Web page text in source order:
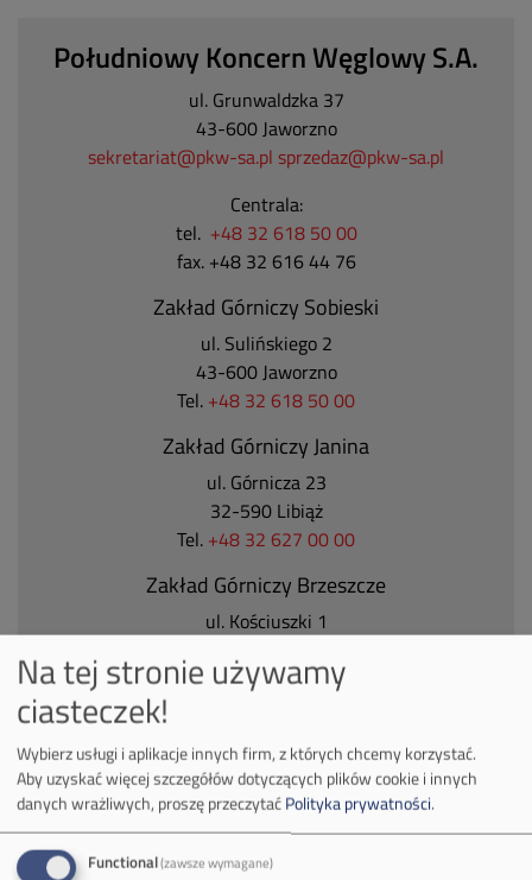
Południowy Koncern Węglowy S.A.
ul. Grunwaldzka 37
43-600 Jaworzno
sekretariat@pkw-sa.pl sprzedaz@pkw-sa.pl
Centrala:
tel. +48 32 618 50 00
fax. +48 32 616 44 76
Zakład Górniczy Sobieski
ul. Sulińskiego 2
43-600 Jaworzno
Tel. +48 32 618 50 00
Zakład Górniczy Janina
ul. Górnicza 23
32-590 Libiąż
Tel. +48 32 627 00 00
Zakład Górniczy Brzeszcze
ul. Kościuszki 1
tel. +48 32 716 53 00
Kontakt dla mediów:
mail:media@pkw-sa.pl
tel.:+48 32 618 56 02
(poniedziałek-piątek 7:00-15:00)
Na tej stronie używamy
ciasteczek!
Wybierz usługi i aplikacje innych firm, z których chcemy korzystać.
Aby uzyskać więcej szczegółów dotyczących plików cookie i innych
danych wrażliwych, proszę przeczytaćPolityka prywatności.
Functional(zawsze wymagane)